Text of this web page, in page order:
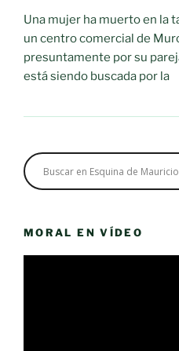
Una mujer ha muerto en la
un centro comercial de
presuntamente por su
está siendo buscada por la
MORAL EN VÍDEO